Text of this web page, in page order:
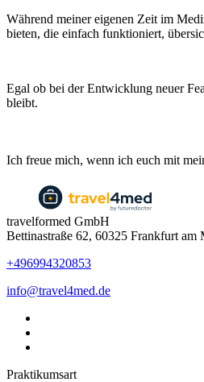
Während meiner eigenen Zeit im
bieten, die einfach funktioniert,
Egal ob bei der Entwicklung neuer
bleibt.
Ich freue mich, wenn ich euch mit
travelformed GmbH
Bettinastraße 62, 60325 Frankfurt am
+496994320853
info@travel4med.de
Praktikumsart